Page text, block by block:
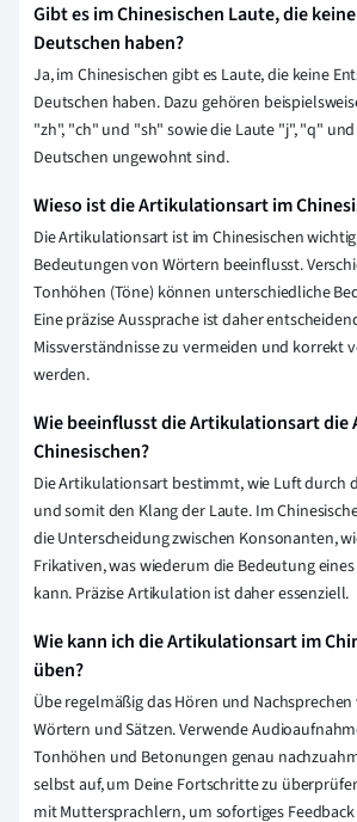
Gibt es im Chinesischen Laute, die
Deutschen haben?
Ja, im Chinesischen gibt es Laute, die keine
Deutschen haben. Dazu gehören
"zh", "ch" und "sh" sowie die Laute "j", "q" und
Deutschen ungewohnt sind.
Wieso ist die Artikulationsart im
Die Artikulationsart ist im Chinesischen
Bedeutungen von Wörtern beeinflusst.
Tonhöhen (Töne) können unterschiedliche
Eine präzise Aussprache ist daher
Missverständnisse zu vermeiden und korrekt
werden.
Wie beeinflusst die Artikulationsart die
Chinesischen?
Die Artikulationsart bestimmt, wie Luft durch
und somit den Klang der Laute. Im
die Unterscheidung zwischen Konsonanten,
Frikativen, was wiederum die Bedeutung
kann. Präzise Artikulation ist daher essenziell.
Wie kann ich die Artikulationsart im
üben?
Übe regelmäßig das Hören und
Wörtern und Sätzen. Verwende
Tonhöhen und Betonungen genau
selbst auf, um Deine Fortschritte zu
mit Muttersprachlern, um sofortiges